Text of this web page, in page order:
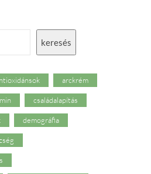
keresés
arckrém
családalapítás
demográfia